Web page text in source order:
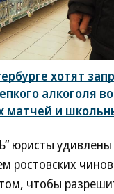
хотят
алкоголя
матчей и
юристы удивлены
ростовских
чтобы